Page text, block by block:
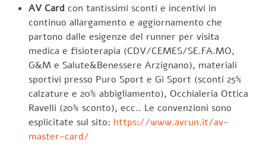
AV Card con tantissimi sconti e incentivi in
continuo allargamento e aggiornamento che
partono dalle esigenze del runner per visita
medica e fisioterapia (CDV/CEMES/SE.FA.MO,
G&M e Salute&Benessere Arzignano), materiali
sportivi presso Puro Sport e Gi Sport (sconti 25%
calzature e 20% abbigliamento), Occhialeria Ottica
Ravelli (20% sconto), ecc.. Le convenzioni sono
esplicitate sul sito: https://www.avrun.it/av-
master-card/